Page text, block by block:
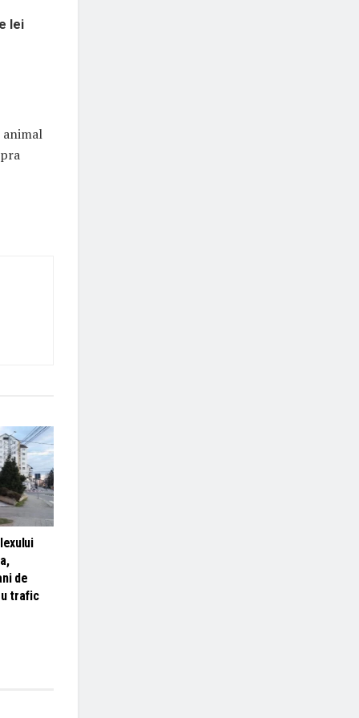
lei
de
trafic